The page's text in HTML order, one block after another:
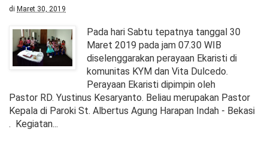
di Maret 30, 2019
Pada hari Sabtu tepatnya tanggal 30
Maret 2019 pada jam 07.30 WIB
diselenggarakan perayaan Ekaristi di
komunitas KYM dan Vita Dulcedo.
Perayaan Ekaristi dipimpin oleh
Pastor RD. Yustinus Kesaryanto. Beliau merupakan Pastor
Kepala di Paroki St. Albertus Agung Harapan Indah - Bekasi
. Kegiatan...